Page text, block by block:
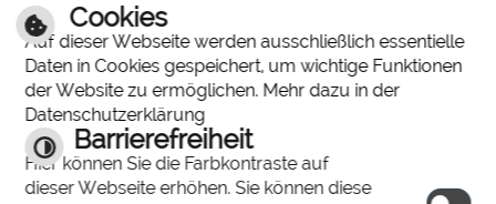
LINKS
Bürgerservice
Ruf den Bürgermeister
Mängelmeldung
Stiftung "Unser Stadtbergen"
Stadtberger Bote
Cookies
Auf dieser Webseite werden ausschließlich essentielle
Daten in Cookies gespeichert, um wichtige Funktionen
der Website zu ermöglichen. Mehr dazu in der
Datenschutzerklärung
Barrierefreiheit
Hier können Sie die Farbkontraste auf
dieser Webseite erhöhen. Sie können diese